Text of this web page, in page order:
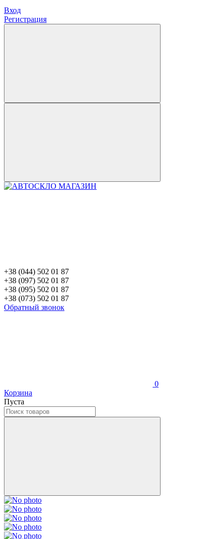
Вход
Регистрация
+38 (044) 502 01 87
+38 (097) 502 01 87
+38 (095) 502 01 87
+38 (073) 502 01 87
Обратный звонок
0
Корзина
Пуста